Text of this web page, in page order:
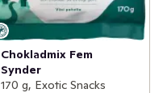
Chokladmix Fem
Synder
170 g, Exotic Snacks